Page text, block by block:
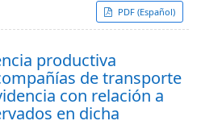
PDF (Español)
productiva
de transporte
con relación a
en dicha